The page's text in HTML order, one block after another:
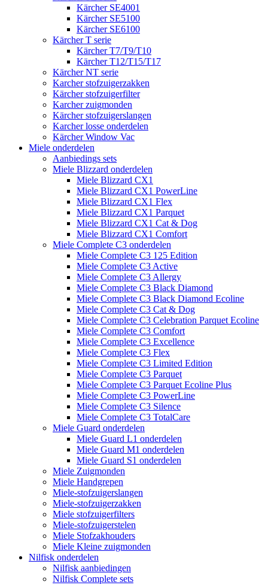
Kärcher SE4001
Kärcher SE5100
Kärcher SE6100
Kärcher T serie
Kärcher T7/T9/T10
Kärcher T12/T15/T17
Kärcher NT serie
Karcher stofzuigerzakken
Kärcher stofzuigerfilter
Karcher zuigmonden
Kärcher stofzuigerslangen
Karcher losse onderdelen
Kärcher Window Vac
Miele onderdelen
Aanbiedings sets
Miele Blizzard onderdelen
Miele Blizzard CX1
Miele Blizzard CX1 PowerLine
Miele Blizzard CX1 Flex
Miele Blizzard CX1 Parquet
Miele Blizzard CX1 Cat & Dog
Miele Blizzard CX1 Comfort
Miele Complete C3 onderdelen
Miele Complete C3 125 Edition
Miele Complete C3 Active
Miele Complete C3 Allergy
Miele Complete C3 Black Diamond
Miele Complete C3 Black Diamond Ecoline
Miele Complete C3 Cat & Dog
Miele Complete C3 Celebration Parquet Ecoline​
Miele Complete C3 Comfort
Miele Complete C3 Excellence
Miele Complete C3 Flex
Miele Complete C3 Limited Edition
Miele Complete C3 Parquet
Miele Complete C3 Parquet Ecoline Plus
Miele Complete C3 PowerLine
Miele Complete C3 Silence
Miele Complete C3 TotalCare
Miele Guard onderdelen
Miele Guard L1 onderdelen
Miele Guard M1 onderdelen
Miele Guard S1 onderdelen
Miele Zuigmonden
Miele Handgrepen
Miele-stofzuigerslangen
Miele-stofzuigerzakken
Miele stofzuigerfilters
Miele-stofzuigerstelen
Miele Stofzakhouders
Miele Kleine zuigmonden
Nilfisk onderdelen
Nilfisk aanbiedingen
Nilfisk Complete sets